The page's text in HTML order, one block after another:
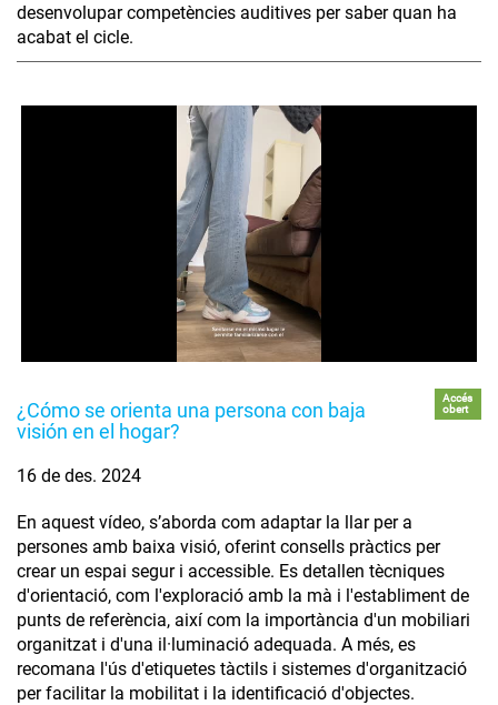
desenvolupar competències auditives per saber quan ha
acabat el cicle.
¿Cómo se orienta una persona con baja
visión en el hogar?
Accés
obert
16 de des. 2024
En aquest vídeo, s’aborda com adaptar la llar per a
persones amb baixa visió, oferint consells pràctics per
crear un espai segur i accessible. Es detallen tècniques
d'orientació, com l'exploració amb la mà i l'establiment de
punts de referència, així com la importància d'un mobiliari
organitzat i d'una il·luminació adequada. A més, es
recomana l'ús d'etiquetes tàctils i sistemes d'organització
per facilitar la mobilitat i la identificació d'objectes.